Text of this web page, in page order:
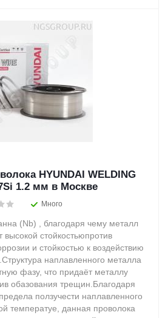
HYUNDAI WELDING
1.2 мм в Москве
Много
(Nb) , благодаря чему металл
высокой стойкостьюпротив
и стойкостью к воздействию
наплавленного металла
фазу, что придаёт металлу
обазования трещин.Благодаря
ползучести наплавленного
температуе, данная проволока